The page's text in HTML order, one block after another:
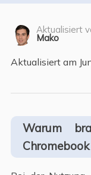
Aktualisiert
Mako
Aktualisiert am
Warum